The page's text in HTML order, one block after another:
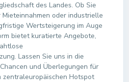
des Landes. Ob Sie
oder industrielle
Wertsteigerung im Auge
bietet kuratierte Angebote,
Lassen Sie uns in die
und Überlegungen für
zentraleuropäischen Hotspot